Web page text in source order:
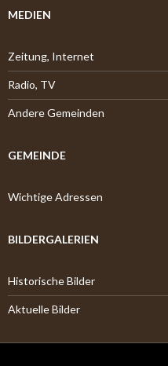
MEDIEN
Zeitung, Internet
Radio, TV
Andere Gemeinden
GEMEINDE
Wichtige Adressen
BILDERGALERIEN
Historische Bilder
Aktuelle Bilder